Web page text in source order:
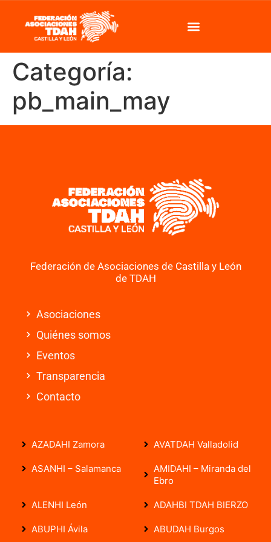
Categoría:
pb_main_may
Federación de Asociaciones de Castilla y León
de TDAH
Asociaciones
Quiénes somos
Eventos
Transparencia
Contacto
AZADAHI Zamora AVATDAH Valladolid
ASANHI – Salamanca
AMIDAHI – Miranda del
Ebro
ALENHI León ADAHBI TDAH BIERZO
ABUPHI Ávila ABUDAH Burgos